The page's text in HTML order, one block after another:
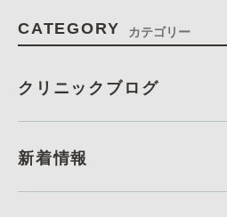
CATEGORY カテゴリー
クリニックブログ
新着情報